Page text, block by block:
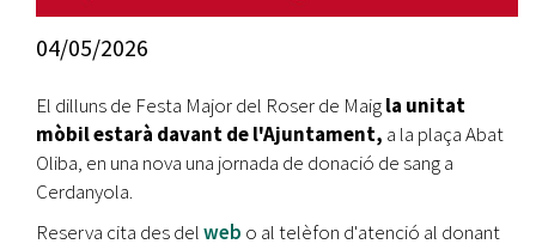
04/05/2026
El dilluns de Festa Major del Roser de Maigla unitat
mòbil estarà davant de l'Ajuntament, a la plaça Abat
Oliba, en una nova una jornada de donació de sang a
Cerdanyola.
Reserva cita des delweb o al telèfon d'atenció al donant